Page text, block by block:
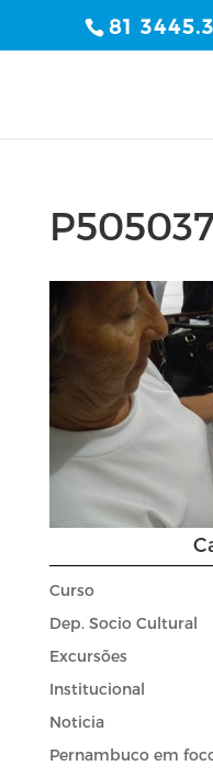
81
Curso
Dep. Socio Cultural
Excursões
Institucional
Noticia
Pernambuco em